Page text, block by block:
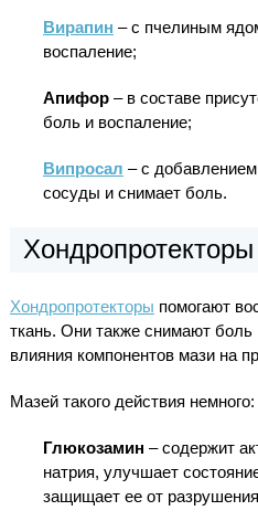
Вирапин – с пчелиным
воспаление;
Апифор– в составе
боль и воспаление;
Випросал – с
сосуды и снимает боль.
Хондропротекторы
Хондропротекторы помогают
ткань. Они также снимают боль
влияния компонентов мази на
Мазей такого действия немного:
Глюкозамин – содержит
натрия, улучшает
защищает ее от